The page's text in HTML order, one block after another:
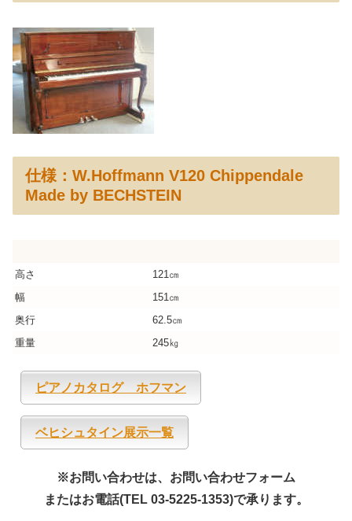
仕様：W.Hoffmann V120 Chippendale
Made by BECHSTEIN
高さ
121㎝
幅
151㎝
奥行
62.5㎝
重量
245㎏
ピアノカタログ ホフマン
ベヒシュタイン展示一覧
※お問い合わせは、お問い合わせフォーム
またはお電話(TEL 03-5225-1353)で承ります。